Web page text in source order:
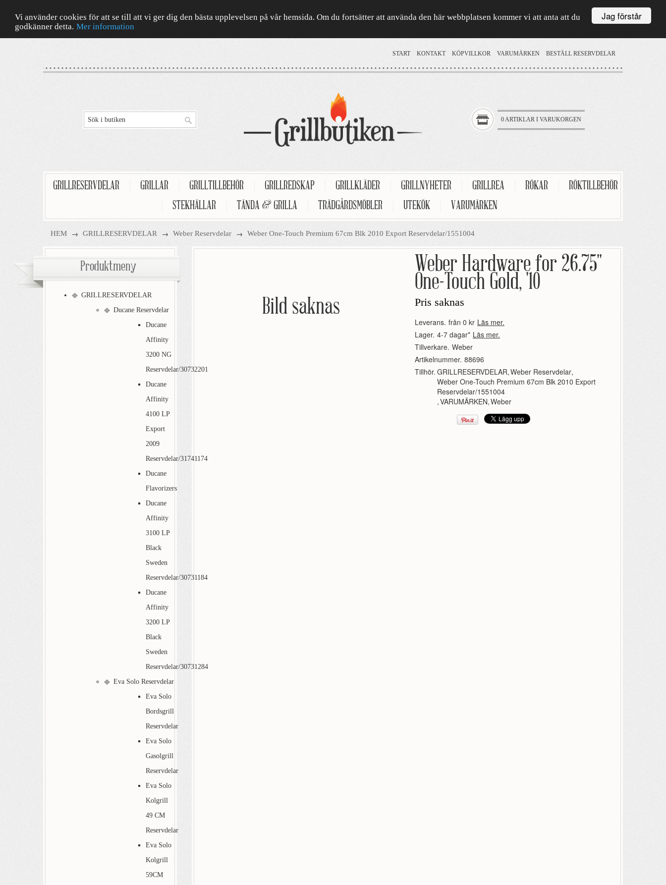
Jag förstår
Vi använder cookies för att se till att vi ger dig den bästa upplevelsen på vår hemsida. Om du fortsätter att använda den här webbplatsen kommer vi att anta att du
godkänner detta. Mer information
START KONTAKT KÖPVILLKOR VARUMÄRKEN BESTÄLL RESERVDELAR
0 ARTIKLAR I VARUKORGEN
GRILLRESERVDELAR GRILLAR GRILLTILLBEHÖR GRILLREDSKAP GRILLKLÄDER GRILLNYHETER GRILLREA RÖKAR
RÖKTILLBEHÖR
STEKHÄLLAR TÄNDA & GRILLA TRÄDGÅRDSMÖBLER UTEKÖK VARUMÄRKEN
HEM → GRILLRESERVDELAR → Weber Reservdelar → Weber One-Touch Premium 67cm Blk 2010 Export Reservdelar/1551004
Bild saknas
Weber Hardware for 26.75''
One-Touch Gold, '10
Pris saknas
Leverans. från 0 kr Läs mer.
Lager. 4-7 dagar* Läs mer.
Tillverkare. Weber
Artikelnummer. 88696
Tillhör. GRILLRESERVDELAR,Weber Reservdelar,
Weber One-Touch Premium 67cm Blk 2010 Export
Reservdelar/1551004
,VARUMÄRKEN,Weber
Produktmeny
GRILLRESERVDELAR
Ducane Reservdelar
Ducane
Affinity
3200 NG
Reservdelar/30732201
Ducane
Affinity
4100 LP
Export
2009
Reservdelar/31741174
Ducane
Flavorizers
Ducane
Affinity
3100 LP
Black
Sweden
Reservdelar/30731184
Ducane
Affinity
3200 LP
Black
Sweden
Reservdelar/30731284
Eva Solo Reservdelar
Eva Solo
Bordsgrill
Reservdelar
Eva Solo
Gasolgrill
Reservdelar
Eva Solo
Kolgrill
49 CM
Reservdelar
Eva Solo
Kolgrill
59CM